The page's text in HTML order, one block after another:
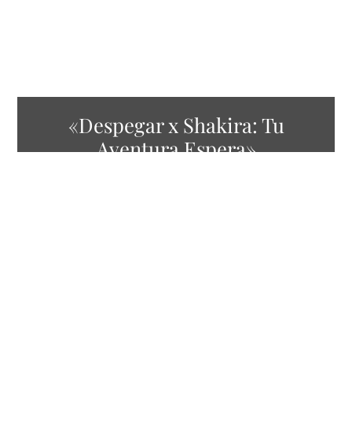
«Despegar x Shakira: Tu
Aventura Espera»